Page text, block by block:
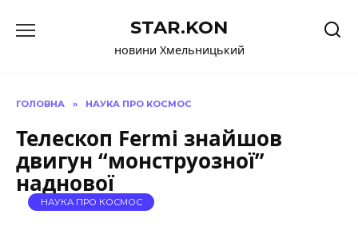
до
STAR.KON
новини Хмельницький
ГОЛОВНА » НАУКА ПРО КОСМОС
Телескоп Fermi знайшов
двигун “монструозної”
наднової
НАУКА ПРО КОСМОС